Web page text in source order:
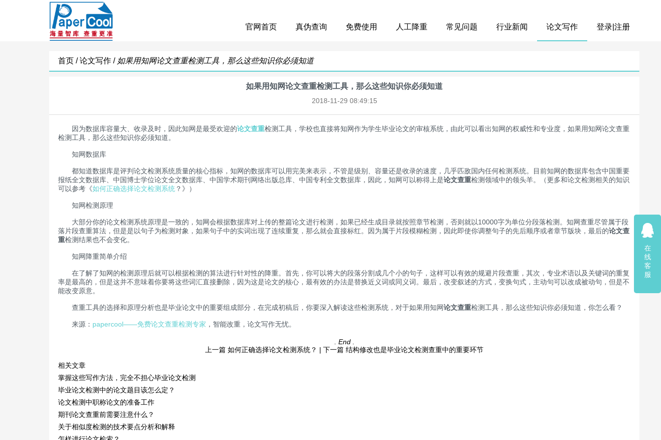
官网首页 真伪查询 免费使用 人工降重 常见问题 行业新闻 论文写作 登录|注册
首页 /论文写作 / 如果用知网论文查重检测工具，那么这些知识你必须知道
如果用知网论文查重检测工具，那么这些知识你必须知道
2018-11-29 08:49:15
因为数据库容量大、收录及时，因此知网是最受欢迎的论文查重检测工具，学校也直接将知网作为学生毕业论文的审核系统，由此可以看出知网的权威性和专业度，如果用知网论文查重
检测工具，那么这些知识你必须知道。
知网数据库
都知道数据库是评判论文检测系统质量的核心指标，知网的数据库可以用完美来表示，不管是级别、容量还是收录的速度，几乎匹敌国内任何检测系统。目前知网的数据库包含中国重要
报纸全文数据库、中国博士学位论文全文数据库、中国学术期刊网络出版总库、中国专利全文数据库，因此，知网可以称得上是论文查重检测领域中的领头羊。（更多和论文检测相关的知识
可以参考《如何正确选择论文检测系统 ？》）
知网检测原理
大部分你的论文检测系统原理是一致的，知网会根据数据库对上传的整篇论文进行检测，如果已经生成目录就按照章节检测，否则就以10000字为单位分段落检测。知网查重尽管属于段
落片段查重算法，但是是以句子为检测对象，如果句子中的实词出现了连续重复，那么就会直接标红。因为属于片段模糊检测，因此即使你调整句子的先后顺序或者章节版块，最后的论文查
重检测结果也不会变化。
知网降重简单介绍
在了解了知网的检测原理后就可以根据检测的算法进行针对性的降重。首先，你可以将大的段落分割成几个小的句子，这样可以有效的规避片段查重，其次，专业术语以及关键词的重复
率是最高的，但是这并不意味着你要将这些词汇直接删除，因为这是论文的核心，最有效的办法是替换近义词或同义词。最后，改变叙述的方式，变换句式，主动句可以改成被动句，但是不
能改变原意。
查重工具的选择和原理分析也是毕业论文中的重要组成部分，在完成初稿后，你要深入解读这些检测系统，对于如果用知网论文查重检测工具，那么这些知识你必须知道，你怎么看？
来源： papercool——免费论文查重检测专家 ，智能改重，论文写作无忧。
. End .
上一篇 如何正确选择论文检测系统？ | 下一篇 结构修改也是毕业论文检测查重中的重要环节
相关文章
掌握这些写作方法，完全不担心毕业论文检测
毕业论文检测中的论文题目该怎么定？
论文检测中职称论文的准备工作
期刊论文查重前需要注意什么？
关于相似度检测的技术要点分析和解释
在
线
客
服